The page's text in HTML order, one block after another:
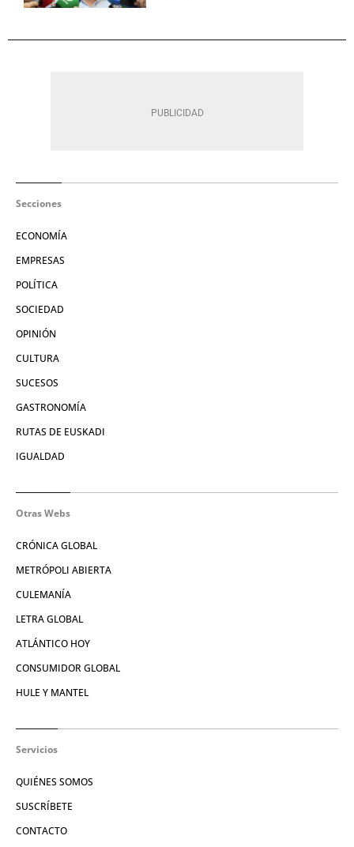
Secciones
ECONOMÍA
EMPRESAS
POLÍTICA
SOCIEDAD
OPINIÓN
CULTURA
SUCESOS
GASTRONOMÍA
RUTAS DE EUSKADI
IGUALDAD
Otras Webs
CRÓNICA GLOBAL
METRÓPOLI ABIERTA
CULEMANÍA
LETRA GLOBAL
ATLÁNTICO HOY
CONSUMIDOR GLOBAL
HULE Y MANTEL
Servicios
QUIÉNES SOMOS
SUSCRÍBETE
CONTACTO